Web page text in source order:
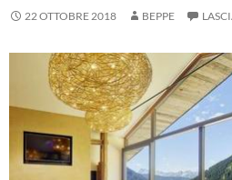
22 OTTOBRE 2018 BEPPE